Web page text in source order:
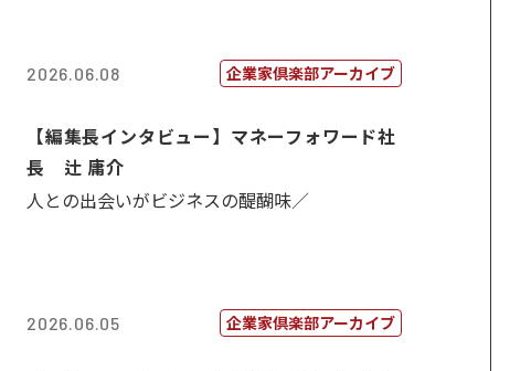
2026.06.08 企業家倶楽部アーカイブ
【編集長インタビュー】マネーフォワード社
長 辻 庸介
人との出会いがビジネスの醍醐味／
2026.06.05 企業家倶楽部アーカイブ